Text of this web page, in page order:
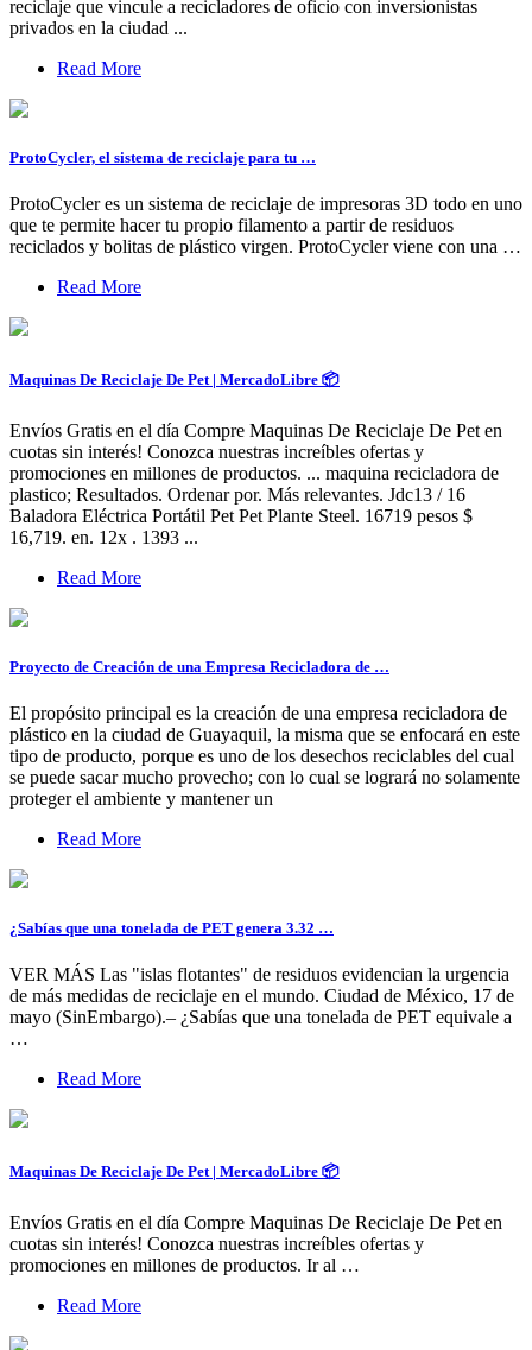
reciclaje que vincule a recicladores de oficio con inversionistas
privados en la ciudad ...
Read More
ProtoCycler, el sistema de reciclaje para tu …
ProtoCycler es un sistema de reciclaje de impresoras 3D todo en uno
que te permite hacer tu propio filamento a partir de residuos
reciclados y bolitas de plástico virgen. ProtoCycler viene con una …
Read More
Maquinas De Reciclaje De Pet | MercadoLibre 📦
Envíos Gratis en el día Compre Maquinas De Reciclaje De Pet en
cuotas sin interés! Conozca nuestras increíbles ofertas y
promociones en millones de productos. ... maquina recicladora de
plastico; Resultados. Ordenar por. Más relevantes. Jdc13 / 16
Baladora Eléctrica Portátil Pet Pet Plante Steel. 16719 pesos $
16,719. en. 12x . 1393 ...
Read More
Proyecto de Creación de una Empresa Recicladora de …
El propósito principal es la creación de una empresa recicladora de
plástico en la ciudad de Guayaquil, la misma que se enfocará en este
tipo de producto, porque es uno de los desechos reciclables del cual
se puede sacar mucho provecho; con lo cual se logrará no solamente
proteger el ambiente y mantener un
Read More
¿Sabías que una tonelada de PET genera 3.32 …
VER MÁS Las "islas flotantes" de residuos evidencian la urgencia
de más medidas de reciclaje en el mundo. Ciudad de México, 17 de
mayo (SinEmbargo).– ¿Sabías que una tonelada de PET equivale a
…
Read More
Maquinas De Reciclaje De Pet | MercadoLibre 📦
Envíos Gratis en el día Compre Maquinas De Reciclaje De Pet en
cuotas sin interés! Conozca nuestras increíbles ofertas y
promociones en millones de productos. Ir al …
Read More